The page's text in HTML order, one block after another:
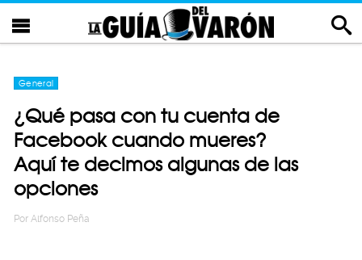
General
¿Qué pasa con tu cuenta de
Facebook cuando mueres?
Aquí te decimos algunas de las
opciones
Por Alfonso Peña